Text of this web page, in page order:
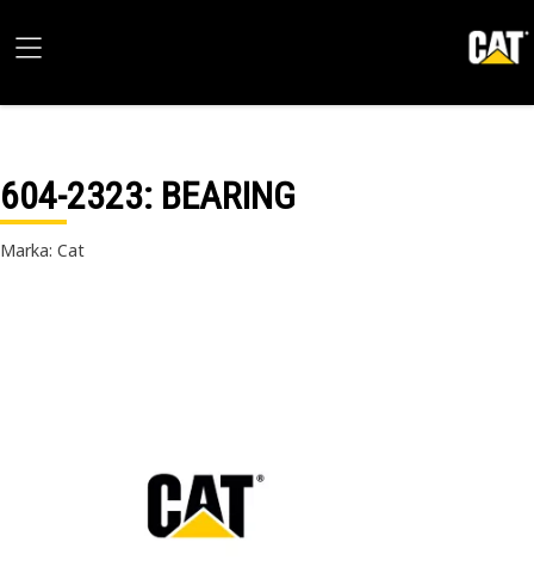
604-2323: BEARING
Marka: Cat